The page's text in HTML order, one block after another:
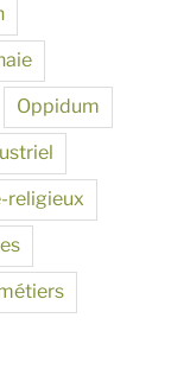
Oppidum
religieux